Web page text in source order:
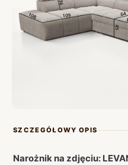
SZCZEGÓŁOWY OPIS
Narożnik na zdjęciu: